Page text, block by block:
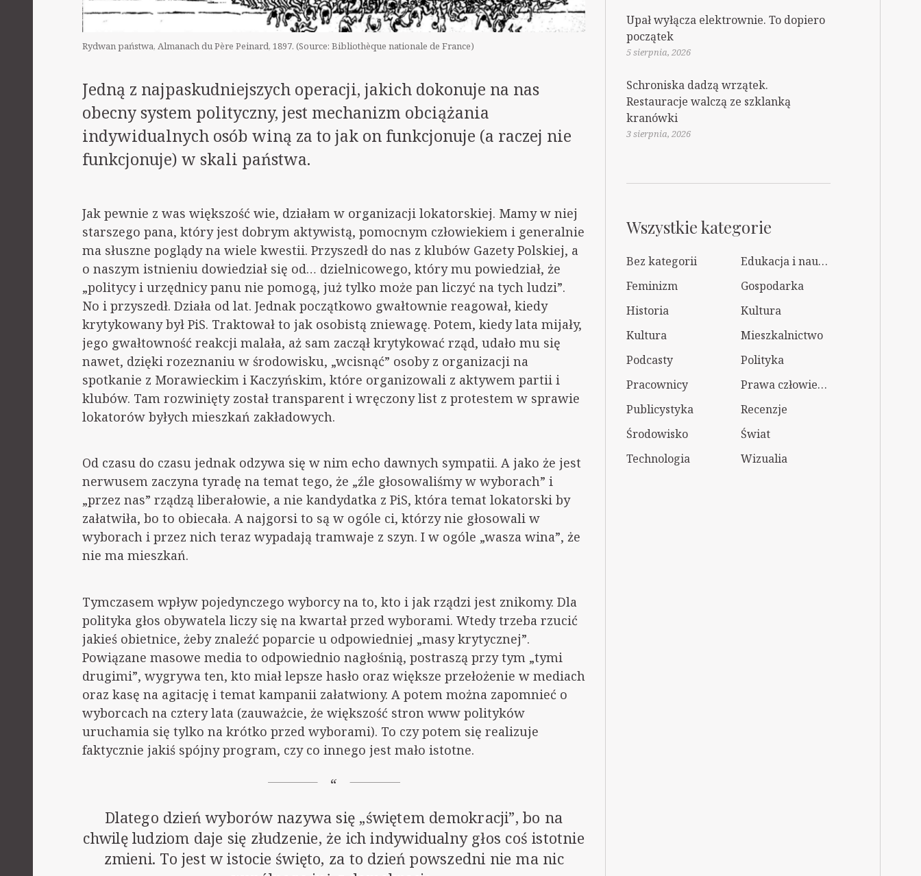
Rydwan państwa, Almanach du Père Peinard, 1897. (Source: Bibliothèque nationale de France)
Jedną z najpaskudniejszych operacji, jakich dokonuje na nas
obecny system polityczny, jest mechanizm obciążania
indywidualnych osób winą za to jak on funkcjonuje (a raczej nie
funkcjonuje) w skali państwa.
Jak pewnie z was większość wie, działam w organizacji lokatorskiej. Mamy w niej
starszego pana, który jest dobrym aktywistą, pomocnym człowiekiem i generalnie
ma słuszne poglądy na wiele kwestii. Przyszedł do nas z klubów Gazety Polskiej, a
o naszym istnieniu dowiedział się od… dzielnicowego, który mu powiedział, że
„politycy i urzędnicy panu nie pomogą, już tylko może pan liczyć na tych ludzi”.
No i przyszedł. Działa od lat. Jednak początkowo gwałtownie reagował, kiedy
krytykowany był PiS. Traktował to jak osobistą zniewagę. Potem, kiedy lata mijały,
jego gwałtowność reakcji malała, aż sam zaczął krytykować rząd, udało mu się
nawet, dzięki rozeznaniu w środowisku, „wcisnąć” osoby z organizacji na
spotkanie z Morawieckim i Kaczyńskim, które organizowali z aktywem partii i
klubów. Tam rozwinięty został transparent i wręczony list z protestem w sprawie
lokatorów byłych mieszkań zakładowych.
Od czasu do czasu jednak odzywa się w nim echo dawnych sympatii. A jako że jest
nerwusem zaczyna tyradę na temat tego, że „źle głosowaliśmy w wyborach” i
„przez nas” rządzą liberałowie, a nie kandydatka z PiS, która temat lokatorski by
załatwiła, bo to obiecała. A najgorsi to są w ogóle ci, którzy nie głosowali w
wyborach i przez nich teraz wypadają tramwaje z szyn. I w ogóle „wasza wina”, że
nie ma mieszkań.
Tymczasem wpływ pojedynczego wyborcy na to, kto i jak rządzi jest znikomy. Dla
polityka głos obywatela liczy się na kwartał przed wyborami. Wtedy trzeba rzucić
jakieś obietnice, żeby znaleźć poparcie u odpowiedniej „masy krytycznej”.
Powiązane masowe media to odpowiednio nagłośnią, postraszą przy tym „tymi
drugimi”, wygrywa ten, kto miał lepsze hasło oraz większe przełożenie w mediach
oraz kasę na agitację i temat kampanii załatwiony. A potem można zapomnieć o
wyborcach na cztery lata (zauważcie, że większość stron www polityków
uruchamia się tylko na krótko przed wyborami). To czy potem się realizuje
faktycznie jakiś spójny program, czy co innego jest mało istotne.
Dlatego dzień wyborów nazywa się „świętem demokracji”, bo na
chwilę ludziom daje się złudzenie, że ich indywidualny głos coś istotnie
zmieni. To jest w istocie święto, za to dzień powszedni nie ma nic
Upał wyłącza elektrownie. To dopiero
początek
5 sierpnia, 2026
Schroniska dadzą wrzątek.
Restauracje walczą ze szklanką
kranówki
3 sierpnia, 2026
Wszystkie kategorie
Bez kategorii
Edukacja i nauka
Feminizm
Gospodarka
Historia
Kultura
Kultura
Mieszkalnictwo
Podcasty
Polityka
Pracownicy
Prawa człowieka
Publicystyka
Recenzje
Środowisko
Świat
Technologia
Wizualia